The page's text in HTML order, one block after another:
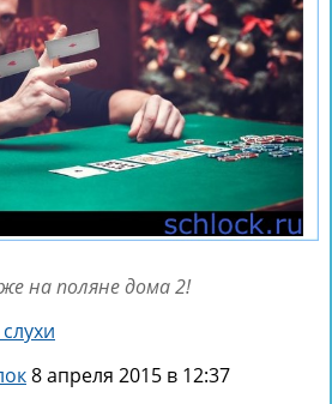
на поляне дома 2!
8 апреля 2015 в 12:37